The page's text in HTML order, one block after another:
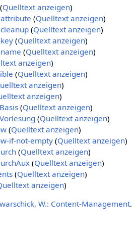
Quelltext anzeigen)
(Quelltext anzeigen)
(Quelltext anzeigen)
(Quelltext anzeigen)
(Quelltext anzeigen)
anzeigen)
(Quelltext anzeigen)
anzeigen)
anzeigen)
(Quelltext anzeigen)
(Quelltext anzeigen)
(Quelltext anzeigen)
if-not-empty(Quelltext anzeigen)
(Quelltext anzeigen)
(Quelltext anzeigen)
(Quelltext anzeigen)
anzeigen)
W.: Content-Management.